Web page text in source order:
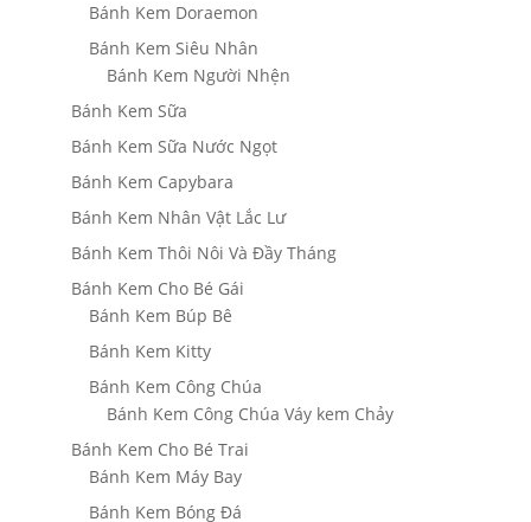
Bánh Kem Doraemon
Bánh Kem Siêu Nhân
Bánh Kem Người Nhện
Bánh Kem Sữa
Bánh Kem Sữa Nước Ngọt
Bánh Kem Capybara
Bánh Kem Nhân Vật Lắc Lư
Bánh Kem Thôi Nôi Và Đầy Tháng
Bánh Kem Cho Bé Gái
Bánh Kem Búp Bê
Bánh Kem Kitty
Bánh Kem Công Chúa
Bánh Kem Công Chúa Váy kem Chảy
Bánh Kem Cho Bé Trai
Bánh Kem Máy Bay
Bánh Kem Bóng Đá